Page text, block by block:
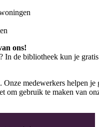
ons!
In de bibliotheek kun je
medewerkers helpen je
om gebruik te maken van